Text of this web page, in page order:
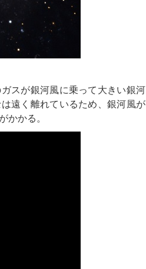
スが銀河風に乗って大きい銀河
遠く離れているため、銀河風が
かる。